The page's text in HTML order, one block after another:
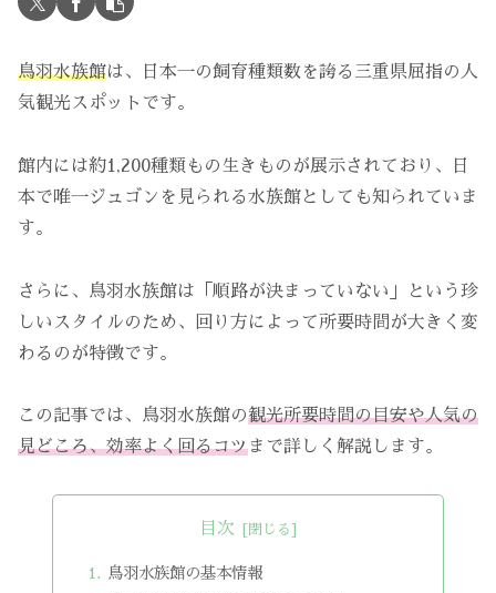
鳥羽水族館は、日本一の飼育種類数を誇る三重県屈指の人
気観光スポットです。
館内には約1,200種類もの生きものが展示されており、日
本で唯一ジュゴンを見られる水族館としても知られていま
す。
さらに、鳥羽水族館は「順路が決まっていない」という珍
しいスタイルのため、回り方によって所要時間が大きく変
わるのが特徴です。
この記事では、鳥羽水族館の観光所要時間の目安や人気の
見どころ、効率よく回るコツまで詳しく解説します。
目次
鳥羽水族館の基本情報